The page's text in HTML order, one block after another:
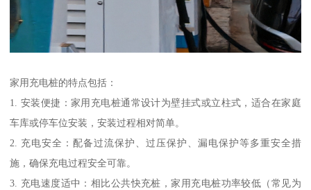
家用充电桩的特点包括：
1. 安装便捷：家用充电桩通常设计为壁挂式或立柱式，适合在家庭
车库或停车位安装，安装过程相对简单。
2. 充电安全：配备过流保护、过压保护、漏电保护等多重安全措
施，确保充电过程安全可靠。
3. 充电速度适中：相比公共快充桩，家用充电桩功率较低（常见为